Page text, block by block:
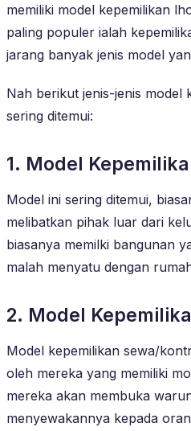
memiliki model kepemilikan
paling populer ialah
jarang banyak jenis model
Nah berikut jenis-jenis model
sering ditemui:
1. Model
Model ini sering ditemui,
melibatkan pihak luar dari
biasanya memilki bangunan
malah menyatu dengan
2. Model
Model kepemilikan sewa/
oleh mereka yang memiliki
mereka akan membuka
menyewakannya kepada